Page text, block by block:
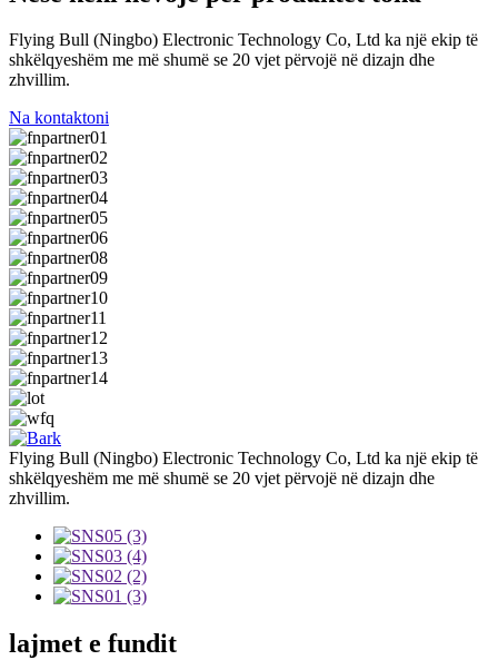
Flying Bull (Ningbo) Electronic Technology Co, Ltd ka një ekip të
shkëlqyeshëm me më shumë se 20 vjet përvojë në dizajn dhe
zhvillim.
Na kontaktoni
Flying Bull (Ningbo) Electronic Technology Co, Ltd ka një ekip të
shkëlqyeshëm me më shumë se 20 vjet përvojë në dizajn dhe
zhvillim.
lajmet e fundit